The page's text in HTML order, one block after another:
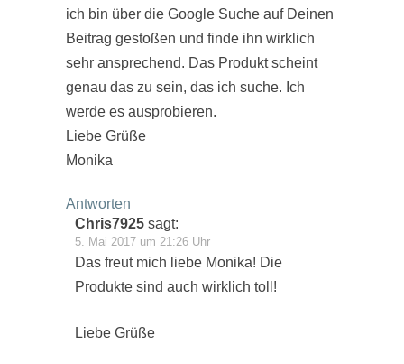
ich bin über die Google Suche auf Deinen
Beitrag gestoßen und finde ihn wirklich
sehr ansprechend. Das Produkt scheint
genau das zu sein, das ich suche. Ich
werde es ausprobieren.
Liebe Grüße
Monika
Antworten
Chris7925 sagt:
5. Mai 2017 um 21:26 Uhr
Das freut mich liebe Monika! Die
Produkte sind auch wirklich toll!
Liebe Grüße